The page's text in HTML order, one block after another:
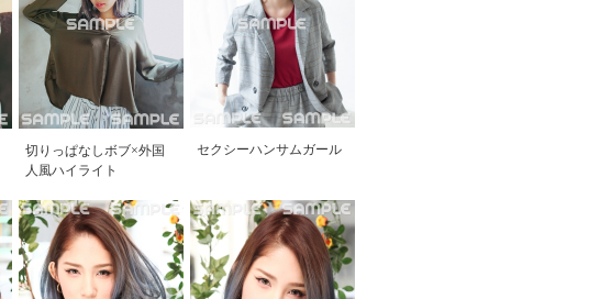
切りっぱなしボブ×外国
人風ハイライト
セクシーハンサムガール